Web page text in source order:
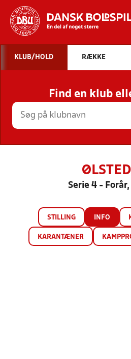
STILLINGER,
HOLD
KLUB/HOLD RÆKKE
Find en klub
Serie 4 - Forår,
STILLING INFO
KARANTÆNER